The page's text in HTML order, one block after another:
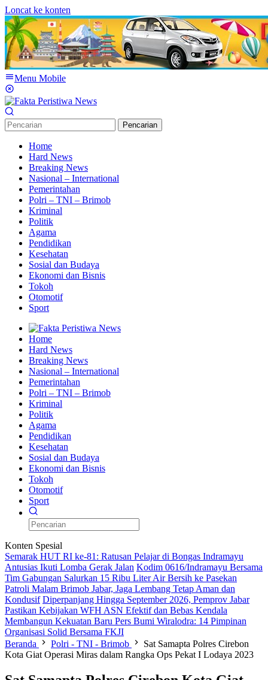
Loncat ke konten
Menu Mobile
Pencarian
Home
Hard News
Breaking News
Nasional – International
Pemerintahan
Polri – TNI – Brimob
Kriminal
Politik
Agama
Pendidikan
Kesehatan
Sosial dan Budaya
Ekonomi dan Bisnis
Tokoh
Otomotif
Sport
Home
Hard News
Breaking News
Nasional – International
Pemerintahan
Polri – TNI – Brimob
Kriminal
Politik
Agama
Pendidikan
Kesehatan
Sosial dan Budaya
Ekonomi dan Bisnis
Tokoh
Otomotif
Sport
Konten Spesial
Semarak HUT RI ke-81: Ratusan Pelajar di Bongas Indramayu
Antusias Ikuti Lomba Gerak Jalan Kodim 0616/Indramayu Bersama
Tim Gabungan Salurkan 15 Ribu Liter Air Bersih ke Pasekan
Patroli Malam Brimob Jabar, Jaga Lembang Tetap Aman dan
Kondusif Diperpanjang Hingga September 2026, Pemprov Jabar
Pastikan Kebijakan WFH ASN Efektif dan Bebas Kendala
Membangun Kekuatan Baru Pers Bumi Wiralodra: 14 Pimpinan
Organisasi Solid Bersama FKJI
Beranda
Polri - TNI - Brimob
Sat Samapta Polres Cirebon
Kota Giat Operasi Miras dalam Rangka Ops Pekat I Lodaya 2023